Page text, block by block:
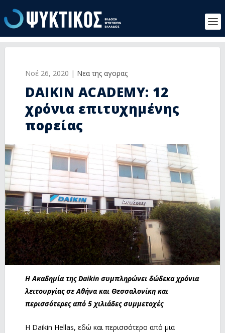
DAIKIN ACADEMY: 12
χρόνια επιτυχημένης
πορείας
Νοέ 26, 2020 | Νεα της αγορας
Η Ακαδημία της Daikin συμπληρώνει δώδεκα χρόνια
λειτουργίας σε Αθήνα και Θεσσαλονίκη και
περισσότερες από 5 χιλιάδες συμμετοχές
H Daikin Hellas, εδώ και περισσότερο από μια